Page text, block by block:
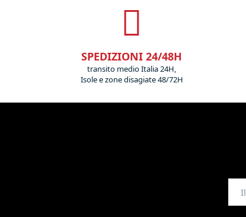
SPEDIZIONI 24/48H
transito medio Italia 24H,
Isole e zone disagiate 48/72H